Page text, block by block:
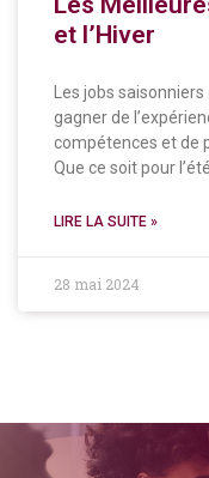
et l’Hiver
Les jobs
gagner de
compétences et de
Que ce soit pour
LIRE LA SUITE »
28 mai 2024